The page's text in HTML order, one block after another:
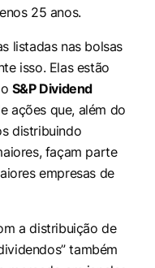
25 anos.
listadas nas bolsas
isso. Elas estão
S&P Dividend
ações que, além do
distribuindo
façam parte
empresas de
a distribuição de
também